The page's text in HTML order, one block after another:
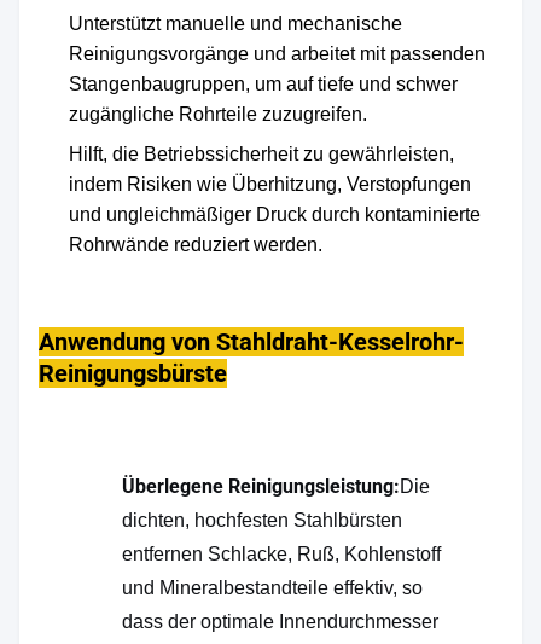
Unterstützt manuelle und mechanische
Reinigungsvorgänge und arbeitet mit passenden
Stangenbaugruppen, um auf tiefe und schwer
zugängliche Rohrteile zuzugreifen.
Hilft, die Betriebssicherheit zu gewährleisten,
indem Risiken wie Überhitzung, Verstopfungen
und ungleichmäßiger Druck durch kontaminierte
Rohrwände reduziert werden.
Anwendung von Stahldraht-Kesselrohr-
Reinigungsbürste
Überlegene Reinigungsleistung:Die
dichten, hochfesten Stahlbürsten
entfernen Schlacke, Ruß, Kohlenstoff
und Mineralbestandteile effektiv, so
dass der optimale Innendurchmesser